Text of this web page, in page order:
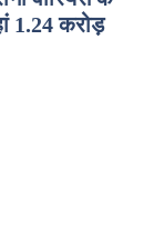
1.24 करोड़